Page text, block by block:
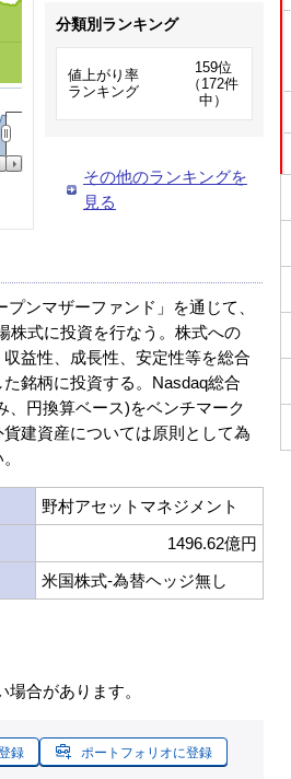
分類別ランキング
値上がり率
ランキング
159位
（172件
中）
その他のランキングを
見る
プンマザーファンド」を通じて、
株式に投資を行なう。株式への
益性、成長性、安定性等を総合
銘柄に投資する。Nasdaq総合
、円換算ベース)をベンチマーク
建資産については原則として為
野村アセットマネジメント
1496.62億円
米国株式-為替ヘッジ無し
合があります。
録 ポートフォリオに登録